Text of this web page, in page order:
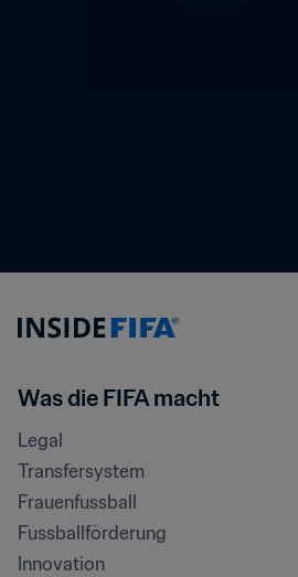
Was die FIFA macht
Legal
Transfersystem
Frauenfussball
Fussballförderung
Innovation